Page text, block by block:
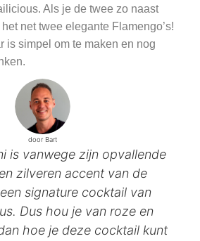
door Bart
is vanwege zijn opvallende
zilveren accent van de
signature cocktail van
Dus hou je van roze en
hoe je deze cocktail kunt
Als je de twee zo naast
net twee elegante Flamengo’s!
is simpel om te maken en nog